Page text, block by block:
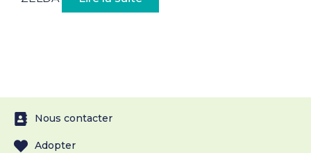
Nous contacter
Adopter